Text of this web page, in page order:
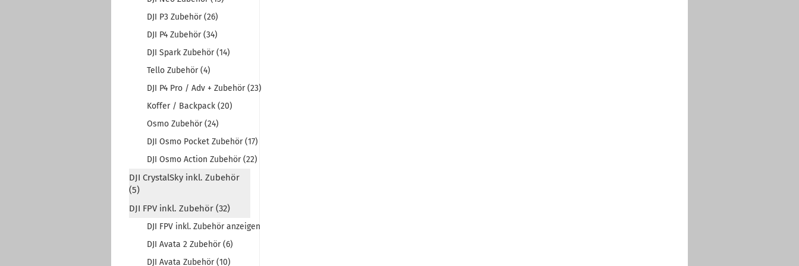
DJI P3 Zubehör (26)
DJI P4 Zubehör (34)
DJI Spark Zubehör (14)
Tello Zubehör (4)
DJI P4 Pro / Adv + Zubehör (23)
Koffer / Backpack (20)
Osmo Zubehör (24)
DJI Osmo Pocket Zubehör (17)
DJI Osmo Action Zubehör (22)
DJI CrystalSky inkl. Zubehör
(5)
DJI FPV inkl. Zubehör (32)
DJI FPV inkl. Zubehör anzeigen
DJI Avata 2 Zubehör (6)
DJI Avata Zubehör (10)